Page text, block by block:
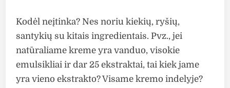
Kodėl neįtinka? Nes noriu kiekių, ryšių,
santykių su kitais ingredientais. Pvz., jei
natūraliame kreme yra vanduo, visokie
emulsikliai ir dar 25 ekstraktai, tai kiek jame
yra vieno ekstrakto? Visame kremo indelyje?